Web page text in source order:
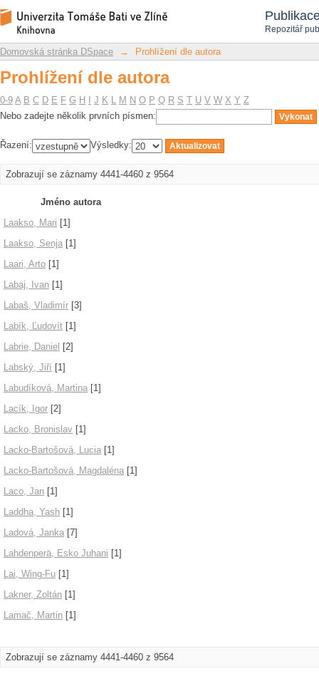
Repozitář
Prohlížení dle autora
Repozitář DSpace/Manakin
Domovská stránka DSpace → Prohlížení dle autora
Prohlížení dle autora
0-9 A B C D E F G H J K L M N O P Q R S T U V W X Y Z
Nebo zadejte několik prvních písmen:
Řazení: Výsledky:
Zobrazují se záznamy 4441-4460 z 9564
Jméno autora
Laakso, Mari [1]
Laakso, Senja [1]
Laari, Arto [1]
Labaj, Ivan [1]
Labaš, Vladimír [3]
Labík, Ľudovít [1]
Labrie, Daniel [2]
Labský, Jiří [1]
Labudíková, Martina [1]
Lacík, Igor [2]
Lacko, Bronislav [1]
Lacko-Bartošová, Lucia [1]
Lacko-Bartošová, Magdaléna [1]
Laco, Jan [1]
Laddha, Yash [1]
Ladová, Janka [7]
Lahdenperä, Esko Juhani [1]
Lai, Wing-Fu [1]
Lakner, Zoltán [1]
Lamač, Martin [1]
Zobrazují se záznamy 4441-4460 z 9564